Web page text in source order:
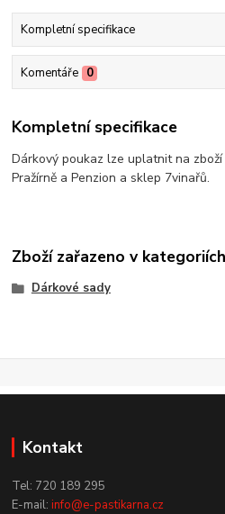
Kompletní specifikace
Komentáře 0
Kompletní specifikace
Dárkový poukaz lze uplatnit na
Pražírně a Penzion a sklep 7vinařů.
Zboží zařazeno v kategoriích
Dárkové sady
Kontakt
Tel: 720 189 295
E-mail:info@e-pastikarna.cz